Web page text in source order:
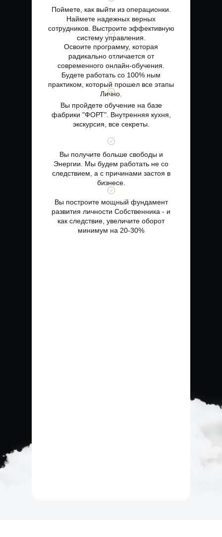
Поймете, как выйти из операционки.
Наймете надежных верных
сотрудников. Выстроите эффективную
систему управления.
Освоите программу, которая
радикально отличается от
современного онлайн-обучения.
Будете работать со 100% ным
практиком, который прошел все этапы
Лично.
Вы пройдете обучение на базе
фабрики "ФОРТ". Внутренняя кухня,
экскурсия, все секреты.
Вы получите больше свободы и
Энергии. Мы будем работать не со
следствием, а с причинами застоя в
бизнесе.
Вы построите мощный фундамент
развития личности Собственника - и
как следствие, увеличите оборот
минимум на 20-30%